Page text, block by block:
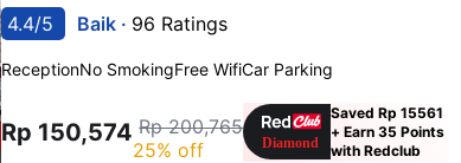
4.4/5 Baik · 96 Ratings
ReceptionNo SmokingFree WifiCar Parking
Rp 150,574 Rp 200,765
25% off
Saved Rp 15561
+ Earn 35 Points
with Redclub